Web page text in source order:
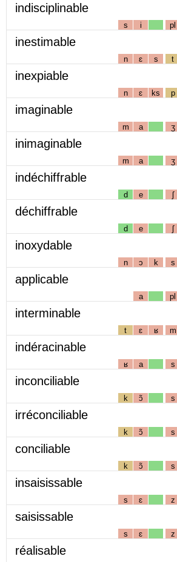
indisciplinable
s i pl
inestimable
n ɛ s t
inexpiable
n ɛ ks p
imaginable
m a ʒ
inimaginable
m a ʒ
indéchiffrable
d e ʃ
déchiffrable
d e ʃ
inoxydable
n ɔ k s
applicable
a pl
interminable
t ɛ ʁ m
indéracinable
ʁ a s
inconciliable
k ɔ̃ s
irréconciliable
k ɔ̃ s
conciliable
k ɔ̃ s
insaisissable
s ɛ z
saisissable
s ɛ z
réalisable